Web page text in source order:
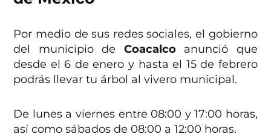
Por medio de sus redes sociales, el gobierno
del municipio de Coacalcoanunció que
desde el 6 de enero y hasta el 15 de febrero
podrás llevar tu árbol al vivero municipal.
De lunes a viernes entre 08:00 y 17:00 horas,
así como sábados de 08:00 a 12:00 horas.